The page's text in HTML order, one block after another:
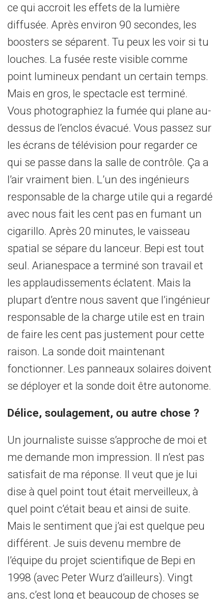
ce qui accroit les effets de la lumière
diffusée. Après environ 90 secondes, les
boosters se séparent. Tu peux les voir si tu
louches. La fusée reste visible comme
point lumineux pendant un certain temps.
Mais en gros, le spectacle est terminé.
Vous photographiez la fumée qui plane au-
dessus de l’enclos évacué. Vous passez sur
les écrans de télévision pour regarder ce
qui se passe dans la salle de contrôle. Ça a
l’air vraiment bien. L’un des ingénieurs
responsable de la charge utile qui a regardé
avec nous fait les cent pas en fumant un
cigarillo. Après 20 minutes, le vaisseau
spatial se sépare du lanceur. Bepi est tout
seul. Arianespace a terminé son travail et
les applaudissements éclatent. Mais la
plupart d’entre nous savent que l’ingénieur
responsable de la charge utile est en train
de faire les cent pas justement pour cette
raison. La sonde doit maintenant
fonctionner. Les panneaux solaires doivent
se déployer et la sonde doit être autonome.
Délice, soulagement, ou autre chose ?
Un journaliste suisse s’approche de moi et
me demande mon impression. Il n’est pas
satisfait de ma réponse. Il veut que je lui
dise à quel point tout était merveilleux, à
quel point c’était beau et ainsi de suite.
Mais le sentiment que j’ai est quelque peu
différent. Je suis devenu membre de
l’équipe du projet scientifique de Bepi en
1998 (avec Peter Wurz d’ailleurs). Vingt
ans, c’est long et beaucoup de choses se